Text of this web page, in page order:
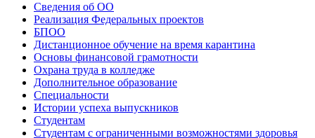
Сведения об ОО
Реализация Федеральных проектов
БПОО
Дистанционное обучение на время карантина
Основы финансовой грамотности
Охрана труда в колледже
Дополнительное образование
Специальности
Истории успеха выпускников
Студентам
Студентам с ограниченными возможностями здоровья